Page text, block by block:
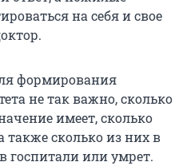
на себя и свое
формирования
не так важно, сколько
имеет, сколько
также сколько из них в
госпитали или умрет.